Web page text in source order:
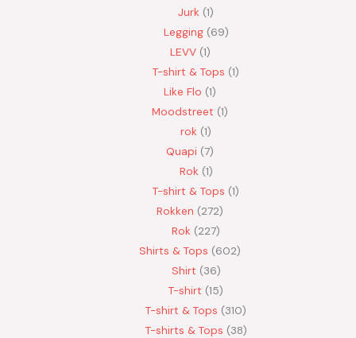
Jurk 1
Legging 69
LEVV 1
T-shirt & Tops 1
Like Flo 1
Moodstreet 1
rok 1
Quapi 7
Rok 1
T-shirt & Tops 1
Rokken 272
Rok 227
Shirts & Tops 602
Shirt 36
T-shirt 15
T-shirt & Tops 310
T-shirts & Tops 38